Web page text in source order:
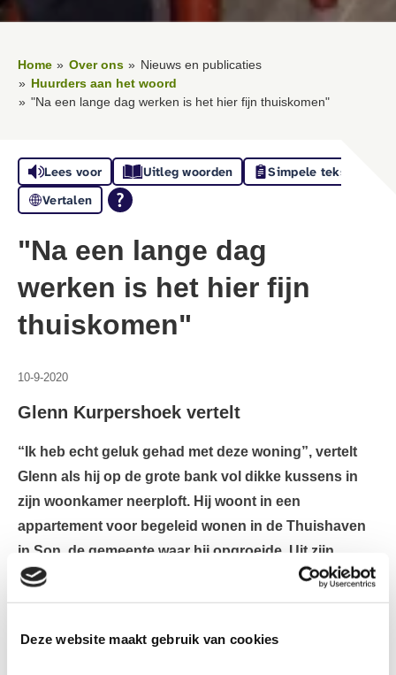
Deze website maakt gebruik van cookies
Home Over ons
Nieuws en publicaties
Huurders aan het woord
"Na een lange dag werken is het hier fijn thuiskomen"
Lees voor Uitleg woorden
Simpele tekst
Vertalen
"Na een lange dag
werken is het hier fijn
thuiskomen"
10-9-2020
Glenn Kurpershoek vertelt
“Ik heb echt geluk gehad met deze woning”, vertelt
Glenn als hij op de grote bank vol dikke kussens in
zijn woonkamer neerploft. Hij woont in een
appartement voor begeleid wonen in de Thuishaven
in Son, de gemeente waar hij opgroeide. Uit zijn
verhaal wordt al snel duidelijk waarom hij zich zo’n
geluksvogel voelt. En dat is niet alleen vanwege de